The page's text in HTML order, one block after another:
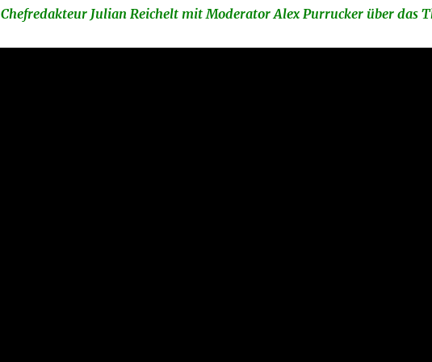
Chefredakteur Julian Reichelt mit Moderator Alex Purrucker über das